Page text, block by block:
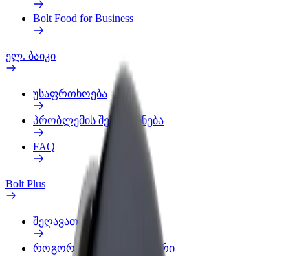
Bolt Food for Business
ელ. ბაიკი
უსაფრთხოება
პრობლემის შეტყობინება
FAQ
Bolt Plus
შეღავათები
როგორ გავხდე გამომწერი